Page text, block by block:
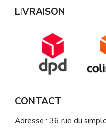
LIVRAISON
CONTACT
Adresse : 36 rue du